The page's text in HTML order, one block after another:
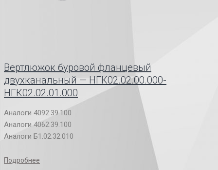
Вертлюжок буровой фланцевый
двухканальный — НГК02.02.00.000-
НГК02.02.01.000
Аналоги 4092.39.100
Аналоги 4062.39.100
Аналоги Б1.02.32.010
Подробнее